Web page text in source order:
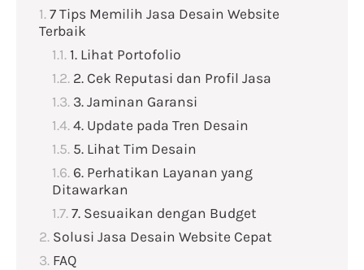
7 Tips Memilih Jasa Desain Website
Terbaik
1. Lihat Portofolio
2. Cek Reputasi dan Profil Jasa
3. Jaminan Garansi
4. Update pada Tren Desain
5. Lihat Tim Desain
6. Perhatikan Layanan yang
Ditawarkan
7. Sesuaikan dengan Budget
Solusi Jasa Desain Website Cepat
FAQ